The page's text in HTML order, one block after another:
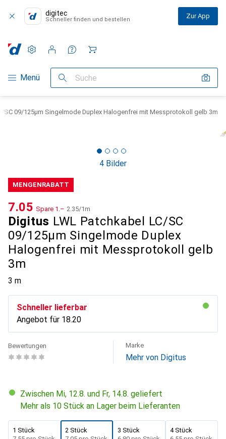
digitec
Schneller finden und bestellen Zur App
Navigation nach Kategorien
Menü Suche
Einstellungen
Kundenkonto
Vergleichslisten
Merklisten
Warenkorb
SC 09/125µm Singelmode Duplex Halogenfrei mit Messprotokoll gelb 3m
4 Bilder
MENGENRABATT
Digitus LWL Patchkabel LC/SC
09/125µm Singelmode Duplex
Halogenfrei mit Messprotokoll gelb
3m
3 m
CHF
7.05 Spare CHF
1.– CHF
2.35/1m
Schneller lieferbar
Angebot für CHF
18.20
Bewertungen Marke
Mehr von Digitus
Zwischen Mi, 12.8. und Fr, 14.8. geliefert
Mehr als 10 Stück an Lager beim Lieferanten
1 Stück
2 Stück
3 Stück
4 Stück